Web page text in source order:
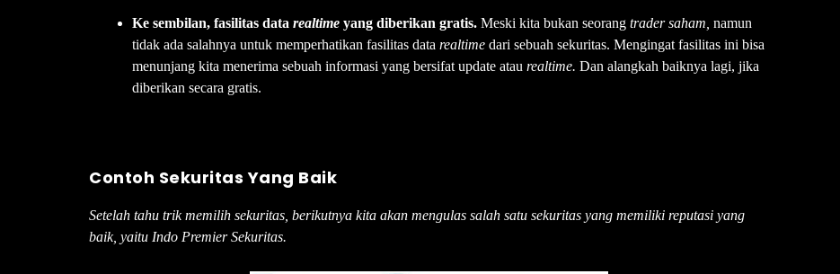
Ke sembilan, fasilitas data realtime yang diberikan gratis. Meski kita bukan seorang trader saham, namun
tidak ada salahnya untuk memperhatikan fasilitas data realtime dari sebuah sekuritas. Mengingat fasilitas ini bisa
menunjang kita menerima sebuah informasi yang bersifat update atau realtime. Dan alangkah baiknya lagi, jika
diberikan secara gratis.
Contoh Sekuritas Yang Baik
Setelah tahu trik memilih sekuritas, berikutnya kita akan mengulas salah satu sekuritas yang memiliki reputasi yang
baik, yaitu Indo Premier Sekuritas.